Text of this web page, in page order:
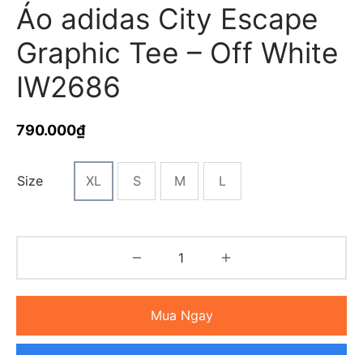
Áo adidas City Escape
Graphic Tee – Off White
IW2686
790.000₫
Size XL S M L
Mua Ngay